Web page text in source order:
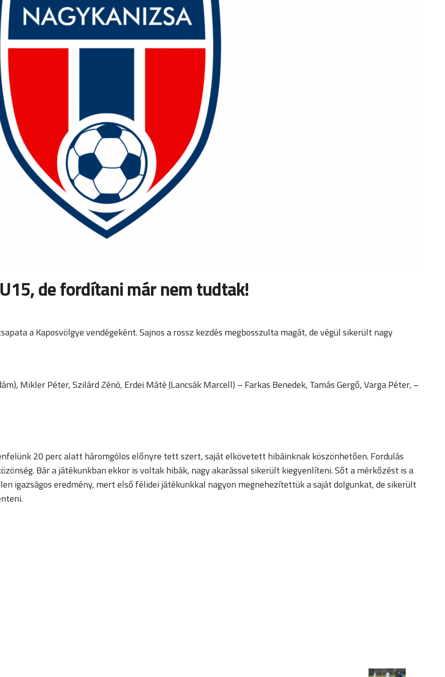
de fordítani már nem tudtak!
a Kaposvölgye vendégeként. Sajnos a rossz kezdés megbosszulta magát, de végül sikerült nagy
Mikler Péter, Szilárd Zénó, Erdei Máté (Lancsák Marcell) – Farkas Benedek, Tamás Gergő, Varga Péter, –
20 perc alatt háromgólos előnyre tett szert, saját elkövetett hibáinknak köszönhetően. Fordulás
Bár a játékunkban ekkor is voltak hibák, nagy akarással sikerült kiegyenlíteni. Sőt a mérkőzést is a
igazságos eredmény, mert első félidei játékunkkal nagyon megnehezítettük a saját dolgunkat, de sikerült